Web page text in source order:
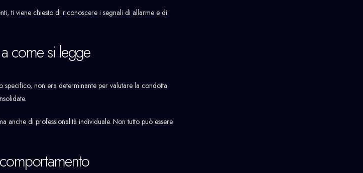
ti viene chiesto di riconoscere i segnali di allarme e di
come si legge
non era determinante per valutare la condotta
anche di professionalità individuale. Non tutto può essere